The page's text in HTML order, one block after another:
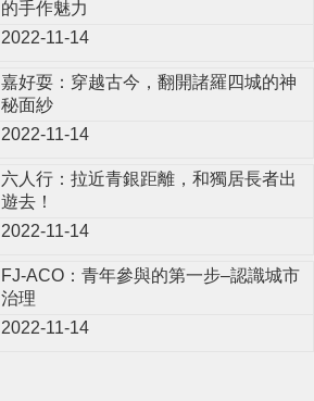
的手作魅力
2022-11-14
嘉好耍：穿越古今，翻開諸羅四城的神
秘面紗
2022-11-14
六人行：拉近青銀距離，和獨居長者出
遊去！
2022-11-14
FJ-ACO：青年參與的第一步–認識城市
治理
2022-11-14